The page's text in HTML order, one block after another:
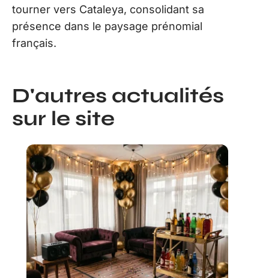
tourner vers Cataleya, consolidant sa
présence dans le paysage prénomial
français.
D'autres actualités
sur le site